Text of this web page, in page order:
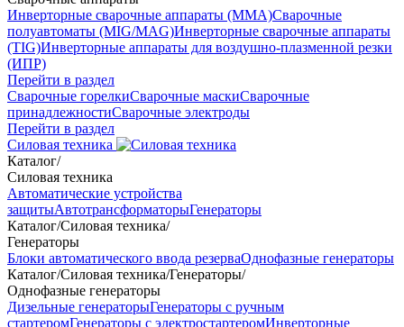
Инверторные сварочные аппараты (ММА)Сварочные
полуавтоматы (MIG/MAG)Инверторные сварочные аппараты
(TIG)Инверторные аппараты для воздушно-плазменной резки
(ИПР)
Перейти в раздел
Сварочные горелкиСварочные маскиСварочные
принадлежностиСварочные электроды
Перейти в раздел
Силовая техника
Каталог/
Силовая техника
Автоматические устройства
защитыАвтотрансформаторыГенераторы
Каталог/Силовая техника/
Генераторы
Блоки автоматического ввода резерваОднофазные генераторы
Каталог/Силовая техника/Генераторы/
Однофазные генераторы
Дизельные генераторыГенераторы с ручным
стартеромГенераторы с электростартеромИнверторные